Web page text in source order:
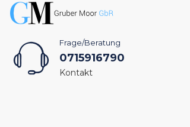
Frage/Beratung
0715916790
Kontakt